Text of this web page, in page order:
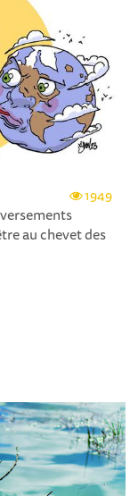
1949
au chevet des